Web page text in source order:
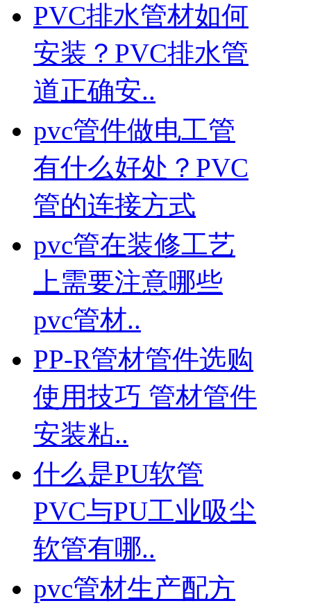
PVC排水管材如何
安装？PVC排水管
道正确安..
pvc管件做电工管
有什么好处？PVC
管的连接方式
pvc管在装修工艺
上需要注意哪些
pvc管材..
PP-R管材管件选购
使用技巧 管材管件
安装粘..
什么是PU软管
PVC与PU工业吸尘
软管有哪..
pvc管材生产配方